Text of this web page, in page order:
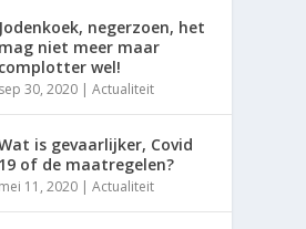
Jodenkoek, negerzoen, het
mag niet meer maar
complotter wel!
sep 30, 2020 |Actualiteit
is gevaarlijker, Covid
19 of de maatregelen?
mei 11, 2020 |Actualiteit